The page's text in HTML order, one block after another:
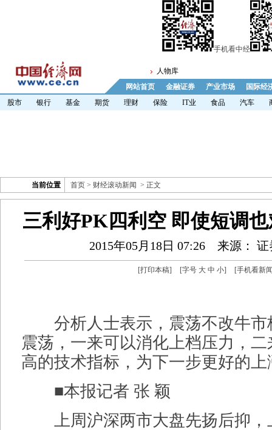
手机看中经
人物库
网站首页
金融证券 产业市场
国际经
股市
银行 基金 期货 理财 保险 IT业 食品 汽车
当前位置 首页 > 财经滚动新闻 > 正文
三利好PK四利空 即使短调
2015年05月18日 07:26 来源：
[打印本稿] [字号 大 中 小] [手机看新
分析人士表示，震荡不改牛市
震荡，一来可以消化上档压力，
高的技术指标，为下一步更好的
■本报记者 张 颖
上周沪深两市大盘先扬后抑，